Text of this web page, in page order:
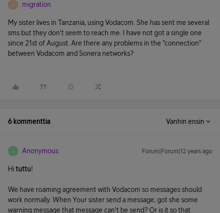
M migration
My sister lives in Tanzania, using Vodacom. She has sent me several
sms but they don't seem to reach me. I have not got a single one
since 21st of August. Are there any problems in the "connection"
between Vodacom and Sonera networks?
6 kommenttia Vanhin ensin
A Anonymous Forum|Forum|12 years ago
Hituttu!
We have roaming agreement with Vodacom so messages should
work normally. When Your sister send a message, got she some
warning message that message can't be send? Or is it so that